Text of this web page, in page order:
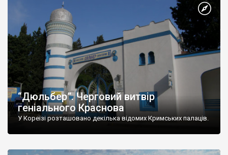
“Дюльбер”. Черговий витвір
геніального Краснова
У Кореїзі розташовано декілька відомих Кримських палаців.